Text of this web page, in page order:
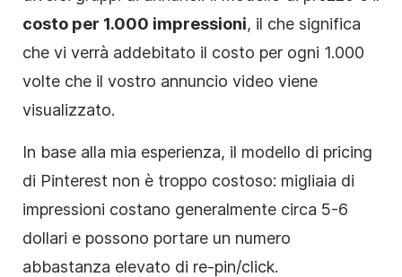
costo per 1.000 impressioni, il che significa
che vi verrà addebitato il costo per ogni 1.000
volte che il vostro annuncio video viene
visualizzato.
In base alla mia esperienza, il modello di pricing
di Pinterest non è troppo costoso: migliaia di
impressioni costano generalmente circa 5-6
dollari e possono portare un numero
abbastanza elevato di re-pin/click.